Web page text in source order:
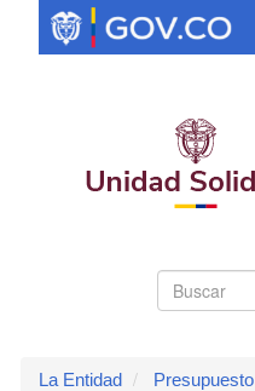
contenido
Buscar
La Entidad Presupuesto